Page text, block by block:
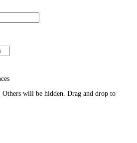
Others will be hidden. Drag and drop to